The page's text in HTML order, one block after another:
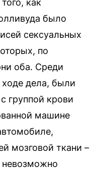
как
было
сексуальных
по
оба. Среди
ходе дела, были
группой крови
машине
мозговой ткани –
невозможно